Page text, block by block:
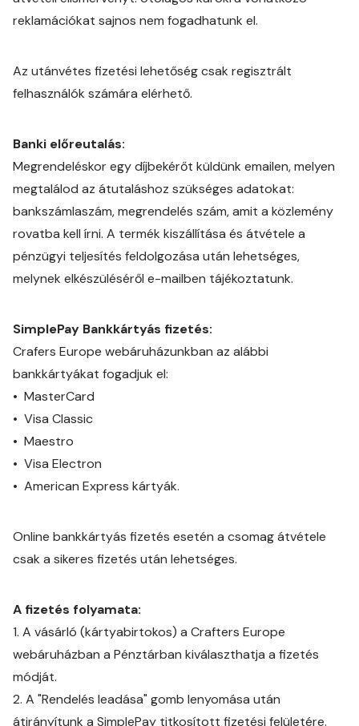
reklamációkat sajnos nem fogadhatunk el.
Az utánvétes fizetési lehetőség csak regisztrált
felhasználók számára elérhető.
Banki előreutalás:
Megrendeléskor egy díjbekérőt küldünk emailen, melyen
megtalálod az átutaláshoz szükséges adatokat:
bankszámlaszám, megrendelés szám, amit a közlemény
rovatba kell írni. A termék kiszállítása és átvétele a
pénzügyi teljesítés feldolgozása után lehetséges,
melynek elkészüléséről e-mailben tájékoztatunk.
SimplePay Bankkártyás fizetés:
Crafers Europe webáruházunkban az alábbi
bankkártyákat fogadjuk el:
• MasterCard
• Visa Classic
• Maestro
• Visa Electron
• American Express kártyák.
Online bankkártyás fizetés esetén a csomag átvétele
csak a sikeres fizetés után lehetséges.
A fizetés folyamata:
1. A vásárló (kártyabirtokos) a Crafters Europe
webáruházban a Pénztárban kiválaszthatja a fizetés
módját.
2. A "Rendelés leadása" gomb lenyomása után
átirányítunk a SimplePay titkosított fizetési felületére.